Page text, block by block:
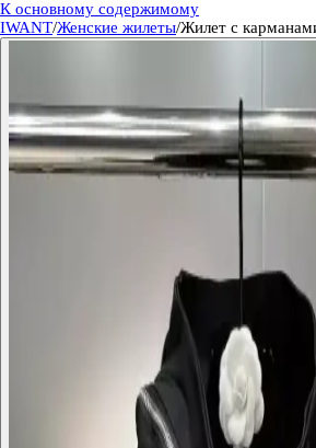
К основному содержимому
IWANT/Женские жилеты/Жилет с